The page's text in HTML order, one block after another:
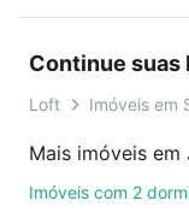
Jardim do
videochamada,
ainda conta com
de imóveis.
Continue suas
Loft Imóveis em
Mais imóveis
Imóveis com 2